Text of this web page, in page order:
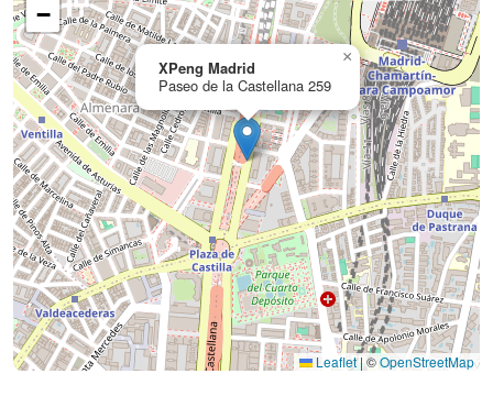
XPeng Madrid
Paseo de la Castellana 259
×
−
Leaflet|©OpenStreetMap